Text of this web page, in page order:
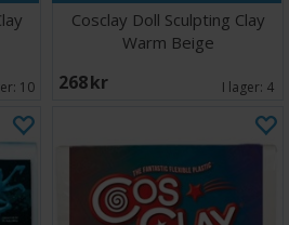
10
Cosclay Doll Sculpting Clay
Warm Beige
268 SEK I lager: 4